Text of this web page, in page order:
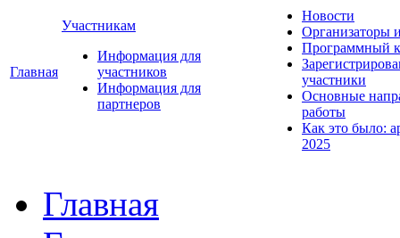
Главная
Участникам
Информация для
участников
Информация для
партнеров
Новости
Организаторы
Программный
участники
Основные
работы
Как это было:
2025
Главная